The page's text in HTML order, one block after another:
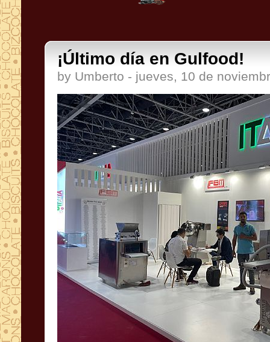
¡Último día en Gulfood!
by Umberto - jueves, 10 de